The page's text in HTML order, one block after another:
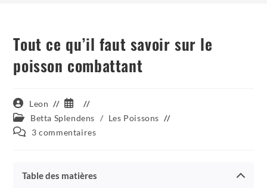
Tout ce qu’il faut savoir sur le
poisson combattant
Auteur/autrice
de
la
publication :
Leon
Publication
publiée :
Post
category:
Betta Splendens / Les Poissons
Commentaires
3 commentaires
Table des matières